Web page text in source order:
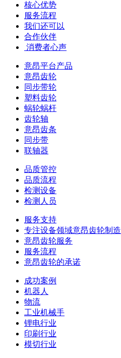
核心优势
服务流程
我们还可以
合作伙伴
​ 消费者心声
意昂平台产品
意昂齿轮
同步带轮
塑料齿轮
蜗轮蜗杆
齿轮轴
意昂齿条
同步带
联轴器
品质管控
品质流程
检测设备
检测人员
服务支持
专注设备领域意昂齿轮制造
意昂齿轮服务
服务流程
意昂齿轮的承诺
成功案例
机器人
物流
工业机械手
锂电行业
印刷行业
模切行业